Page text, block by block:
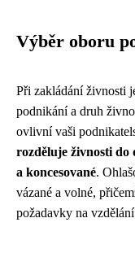
Výběr oboru
Při zakládání živnosti
podnikání a druh
ovlivní vaši
rozděluje živnosti do
a koncesované.
vázané a volné,
požadavky na